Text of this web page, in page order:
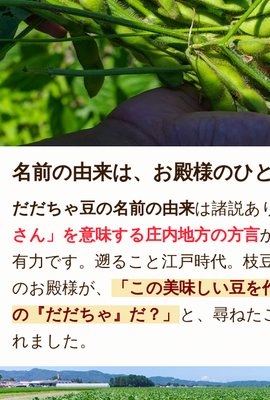
名前の由来は、お殿様のひ
だだちゃ豆の名前の由来は諸説あ
さん」を意味する庄内地方の方言
有力です。遡ること江戸時代。枝
のお殿様が、
「この美味しい豆
の『だだちゃ』だ？」
と、尋ねた
れました。